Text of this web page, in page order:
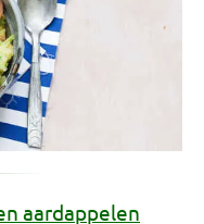
aardappelen